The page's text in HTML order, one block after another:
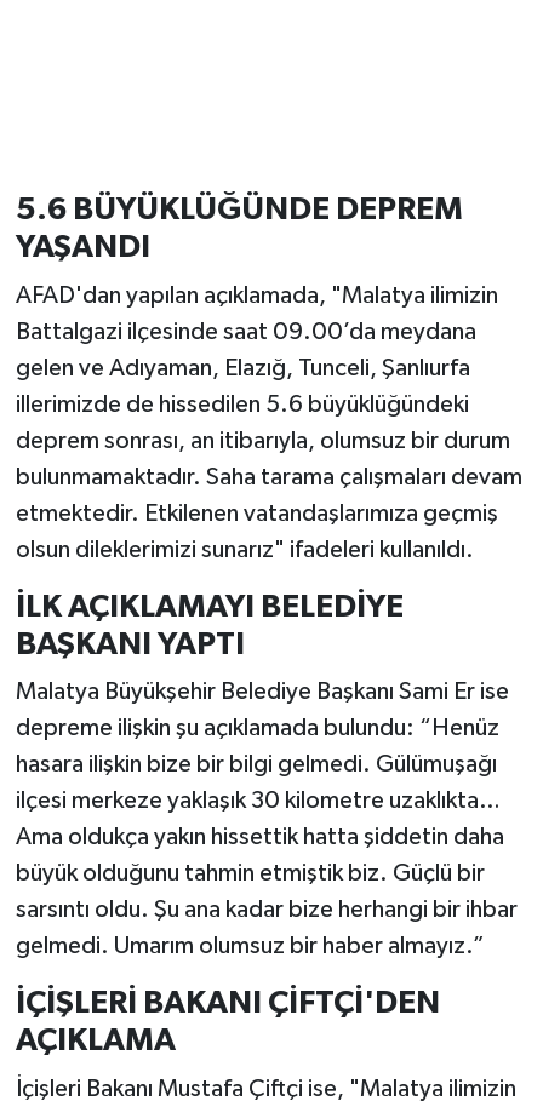
5.6 BÜYÜKLÜĞÜNDE DEPREM
YAŞANDI
AFAD'dan yapılan açıklamada, "Malatya ilimizin
Battalgazi ilçesinde saat 09.00’da meydana
gelen ve Adıyaman, Elazığ, Tunceli, Şanlıurfa
illerimizde de hissedilen 5.6 büyüklüğündeki
deprem sonrası, an itibarıyla, olumsuz bir durum
bulunmamaktadır. Saha tarama çalışmaları devam
etmektedir. Etkilenen vatandaşlarımıza geçmiş
olsun dileklerimizi sunarız" ifadeleri kullanıldı.
İLK AÇIKLAMAYI BELEDİYE
BAŞKANI YAPTI
Malatya Büyükşehir Belediye Başkanı Sami Er ise
depreme ilişkin şu açıklamada bulundu: “Henüz
hasara ilişkin bize bir bilgi gelmedi. Gülümuşağı
ilçesi merkeze yaklaşık 30 kilometre uzaklıkta…
Ama oldukça yakın hissettik hatta şiddetin daha
büyük olduğunu tahmin etmiştik biz. Güçlü bir
sarsıntı oldu. Şu ana kadar bize herhangi bir ihbar
gelmedi. Umarım olumsuz bir haber almayız.”
İÇİŞLERİ BAKANI ÇİFTÇİ'DEN
AÇIKLAMA
İçişleri Bakanı Mustafa Çiftçi ise, "Malatya ilimizin